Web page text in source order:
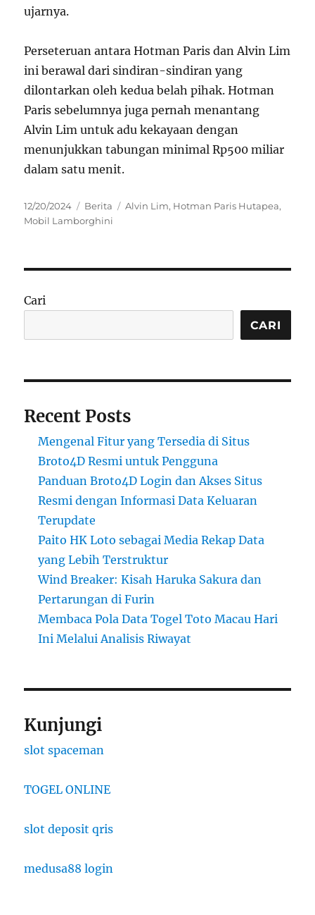
ujarnya.
Perseteruan antara Hotman Paris dan Alvin Lim
ini berawal dari sindiran-sindiran yang
dilontarkan oleh kedua belah pihak. Hotman
Paris sebelumnya juga pernah menantang
Alvin Lim untuk adu kekayaan dengan
menunjukkan tabungan minimal Rp500 miliar
dalam satu menit.
Posted
on
12/20/2024 Categories
Berita Tags
Alvin Lim, Hotman Paris Hutapea,
Mobil Lamborghini
Cari
CARI
Recent Posts
Mengenal Fitur yang Tersedia di Situs
Broto4D Resmi untuk Pengguna
Panduan Broto4D Login dan Akses Situs
Resmi dengan Informasi Data Keluaran
Terupdate
Paito HK Loto sebagai Media Rekap Data
yang Lebih Terstruktur
Wind Breaker: Kisah Haruka Sakura dan
Pertarungan di Furin
Membaca Pola Data Togel Toto Macau Hari
Ini Melalui Analisis Riwayat
Kunjungi
slot spaceman
TOGEL ONLINE
slot deposit qris
medusa88 login